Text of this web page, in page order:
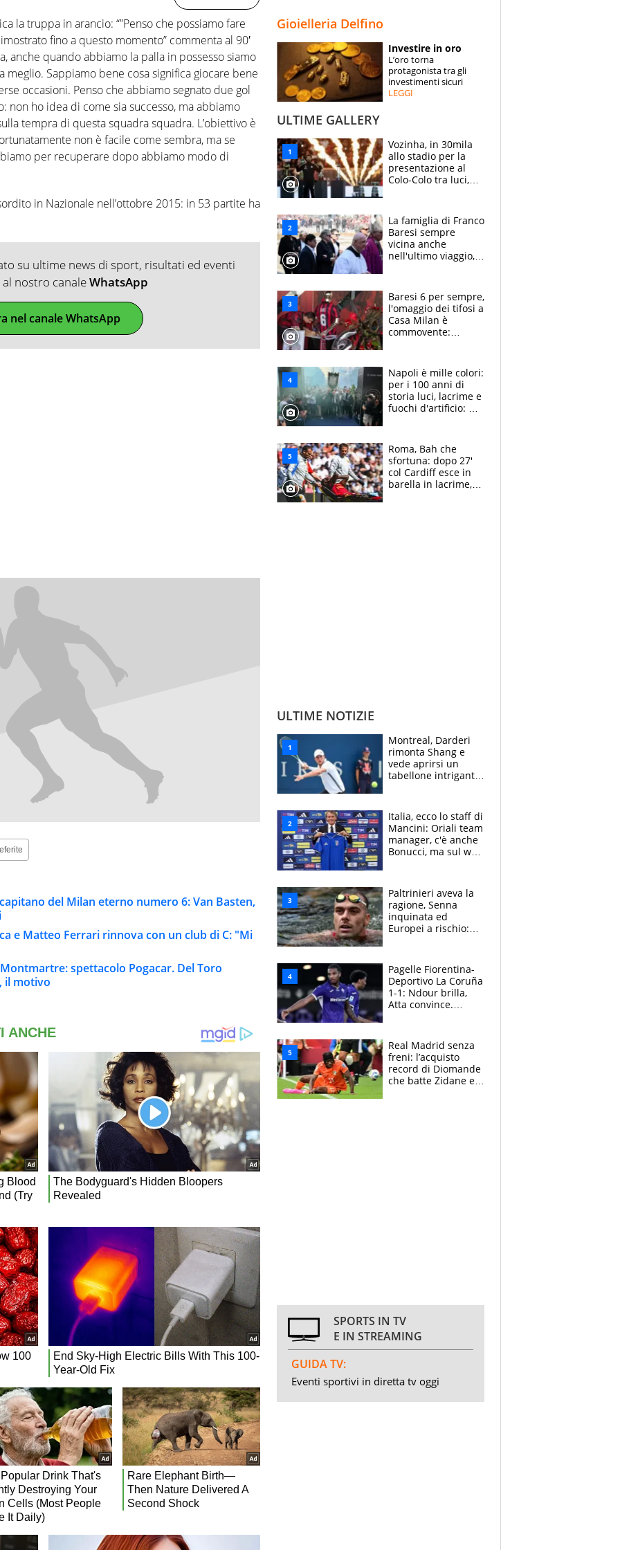
ESPERTI
CONTATTI
la truppa in arancio: “”Penso che possiamo fare
fino a questo momento” commenta al 90′
anche quando abbiamo la palla in possesso siamo
meglio. Sappiamo bene cosa significa giocare bene
occasioni. Penso che abbiamo segnato due gol
non ho idea di come sia successo, ma abbiamo
tempra di questa squadra squadra. L’obiettivo è
non è facile come sembra, ma se
per recuperare dopo abbiamo modo di
in Nazionale nell’ottobre 2015: in 53 partite ha
su ultime news di sport, risultati ed eventi
al nostro canaleWhatsApp
nel canale WhatsApp
del Milan eterno numero 6: Van Basten,
e Matteo Ferrari rinnova con un club di C: "Mi
spettacolo Pogacar. Del Toro
il motivo
Gioielleria Delfino
Investire in oro
L’oro torna
protagonista tra gli
investimenti sicuri
LEGGI
ULTIME GALLERY
Vozinha, in 30mila
allo stadio per la
presentazione al
Colo-Colo tra luci,
La famiglia di Franco
Baresi sempre
vicina anche
nell'ultimo viaggio,
circondati
dall'affetto dei tifosi
Baresi 6 per sempre,
l'omaggio dei tifosi a
Casa Milan è
commovente:
bigliettini
Napoli è mille colori:
per i 100 anni di
storia luci, lacrime e
fuochi d'artificio: De
Roma, Bah che
sfortuna: dopo 27'
col Cardiff esce in
barella in lacrime,
ULTIME NOTIZIE
Montreal, Darderi
rimonta Shang e
vede aprirsi un
tabellone intrigante:
felice del mio livello"
Italia, ecco lo staff di
Mancini: Oriali team
manager, c'è anche
Bonucci, ma sul web
Paltrinieri aveva la
ragione, Senna
inquinata ed
Europei a rischio:
adesso
Pagelle Fiorentina-
Deportivo La Coruña
1-1: Ndour brilla,
Atta convince.
Real Madrid senza
freni: l’acquisto
record di Diomande
che batte Zidane e
SPORTS IN TV
E IN STREAMING
GUIDA TV:
Eventi sportivi in diretta tv oggi